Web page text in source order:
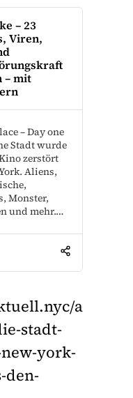
– 23
Viren,
– mit
– Day one
Stadt wurde
zerstört
Aliens,
Monster,
und mehr.…
a
stadt-
york-
den-